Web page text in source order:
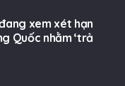
xem xét hạn
Quốc nhằm ‘trả